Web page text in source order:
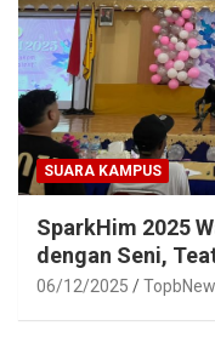
SUARA KAMPUS
SparkHim 2025
dengan Seni,
06/12/2025